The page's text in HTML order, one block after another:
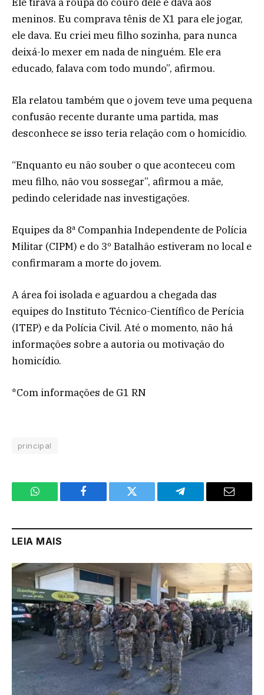
meninos. Eu comprava tênis de X1 para ele jogar,
ele dava. Eu criei meu filho sozinha, para nunca
deixá-lo mexer em nada de ninguém. Ele era
educado, falava com todo mundo”, afirmou.
Ela relatou também que o jovem teve uma pequena
confusão recente durante uma partida, mas
desconhece se isso teria relação com o homicídio.
“Enquanto eu não souber o que aconteceu com
meu filho, não vou sossegar”, afirmou a mãe,
pedindo celeridade nas investigações.
Equipes da 8ª Companhia Independente de Polícia
Militar (CIPM) e do 3º Batalhão estiveram no local e
confirmaram a morte do jovem.
A área foi isolada e aguardou a chegada das
equipes do Instituto Técnico-Científico de Perícia
(ITEP) e da Polícia Civil. Até o momento, não há
informações sobre a autoria ou motivação do
homicídio.
*Com informações de G1 RN
principal
WhatsApp Facebook Twitter Telegram Email
LEIA MAIS